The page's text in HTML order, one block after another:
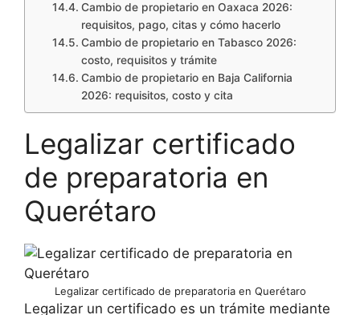
Cambio de propietario en Oaxaca 2026:
requisitos, pago, citas y cómo hacerlo
Cambio de propietario en Tabasco 2026:
costo, requisitos y trámite
Cambio de propietario en Baja California
2026: requisitos, costo y cita
Legalizar certificado
de preparatoria en
Querétaro
Legalizar certificado de preparatoria en Querétaro
Legalizar un certificado es un trámite mediante